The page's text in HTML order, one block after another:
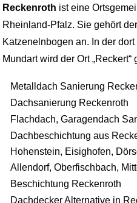
Reckenroth ist eine
Rheinland-Pfalz. Sie gehört
Katzenelnbogen an. In der
Mundart wird der Ort „Reckert“
Metalldach Sanierung
Dachsanierung Reckenroth
Flachdach, Garagendach
Dachbeschichtung aus
Hohenstein, Eisighofen,
Allendorf, Oberfischbach,
Beschichtung Reckenroth
Dachdecker Alternative in